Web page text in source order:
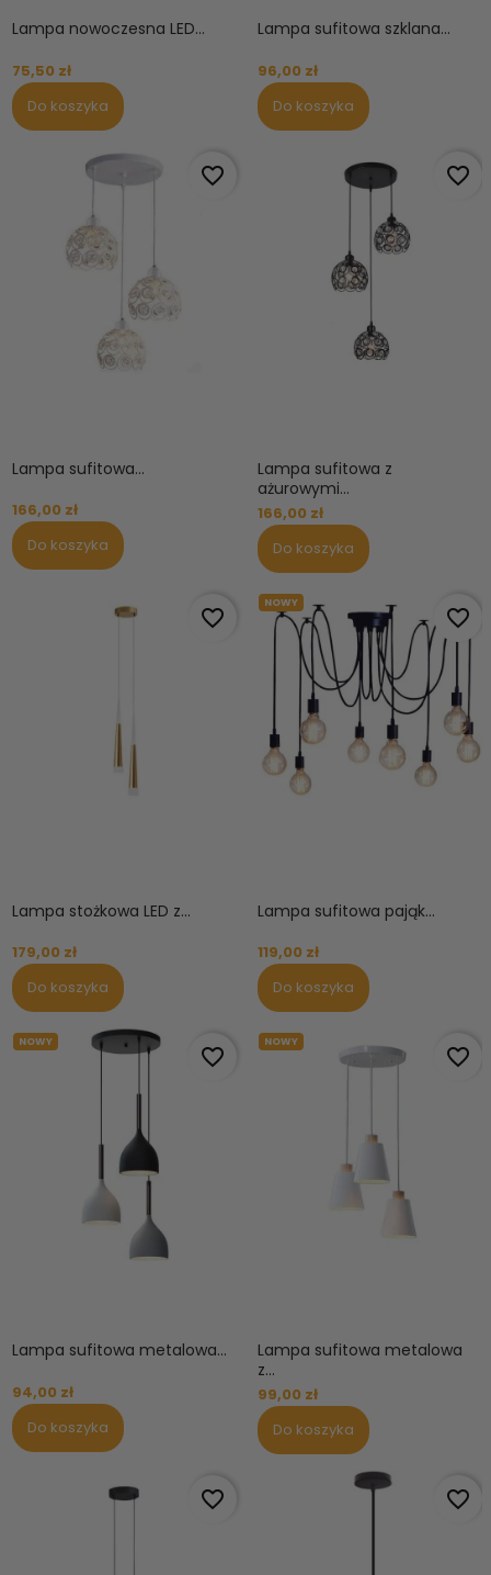
Lampa nowoczesna LED...
75,50 zł
Do koszyka
Lampa sufitowa szklana...
96,00 zł
Do koszyka
Lampa sufitowa...
166,00 zł
Do koszyka
favorite_border
Lampa sufitowa z
ażurowymi...
166,00 zł
Do koszyka
favorite_border
Lampa stożkowa LED z...
179,00 zł
Do koszyka
favorite_border
Lampa sufitowa pająk...
119,00 zł
Do koszyka
NOWY
favorite_border
Lampa sufitowa metalowa...
94,00 zł
Do koszyka
NOWY
favorite_border
Lampa sufitowa metalowa
z...
99,00 zł
Do koszyka
NOWY
favorite_border
favorite_border favorite_border